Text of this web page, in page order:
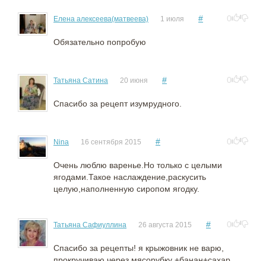
Елена алексеева(матвеева) 1 июля # 0
Обязательно попробую
Татьяна Сатина 20 июня # 0
Спасибо за рецепт изумрудного.
Nina 16 сентября 2015 # 0
Очень люблю варенье.Но только с целыми
ягодами.Такое наслаждение,раскусить
целую,наполненную сиропом ягодку.
Татьяна Сафиуллина 26 августа 2015 # 0
Спасибо за рецепты! я крыжовник не варю,